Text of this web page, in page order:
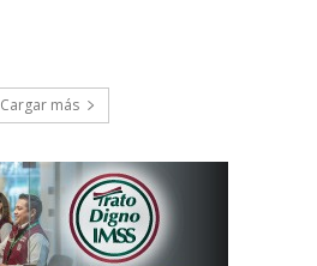
Cargar más